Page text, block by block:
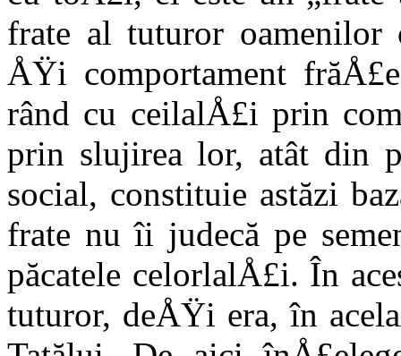
frate al tuturor oamenilor
ÅŸi comportament
rând cu ceilalÅ£i prin
prin slujirea lor, atât din
social, constituie astăzi
frate nu îi judecă pe
păcatele celorlalÅ£i. În
tuturor, deÅŸi era, în